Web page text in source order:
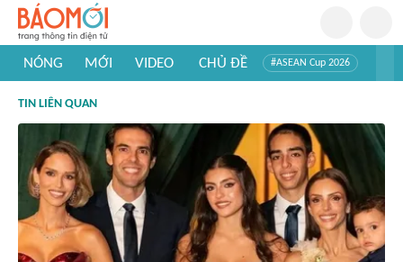
NÓNG MỚI VIDEO CHỦ ĐỀ #ASEAN Cup 2026
#Khám phá thế giới
TIN LIÊN QUAN